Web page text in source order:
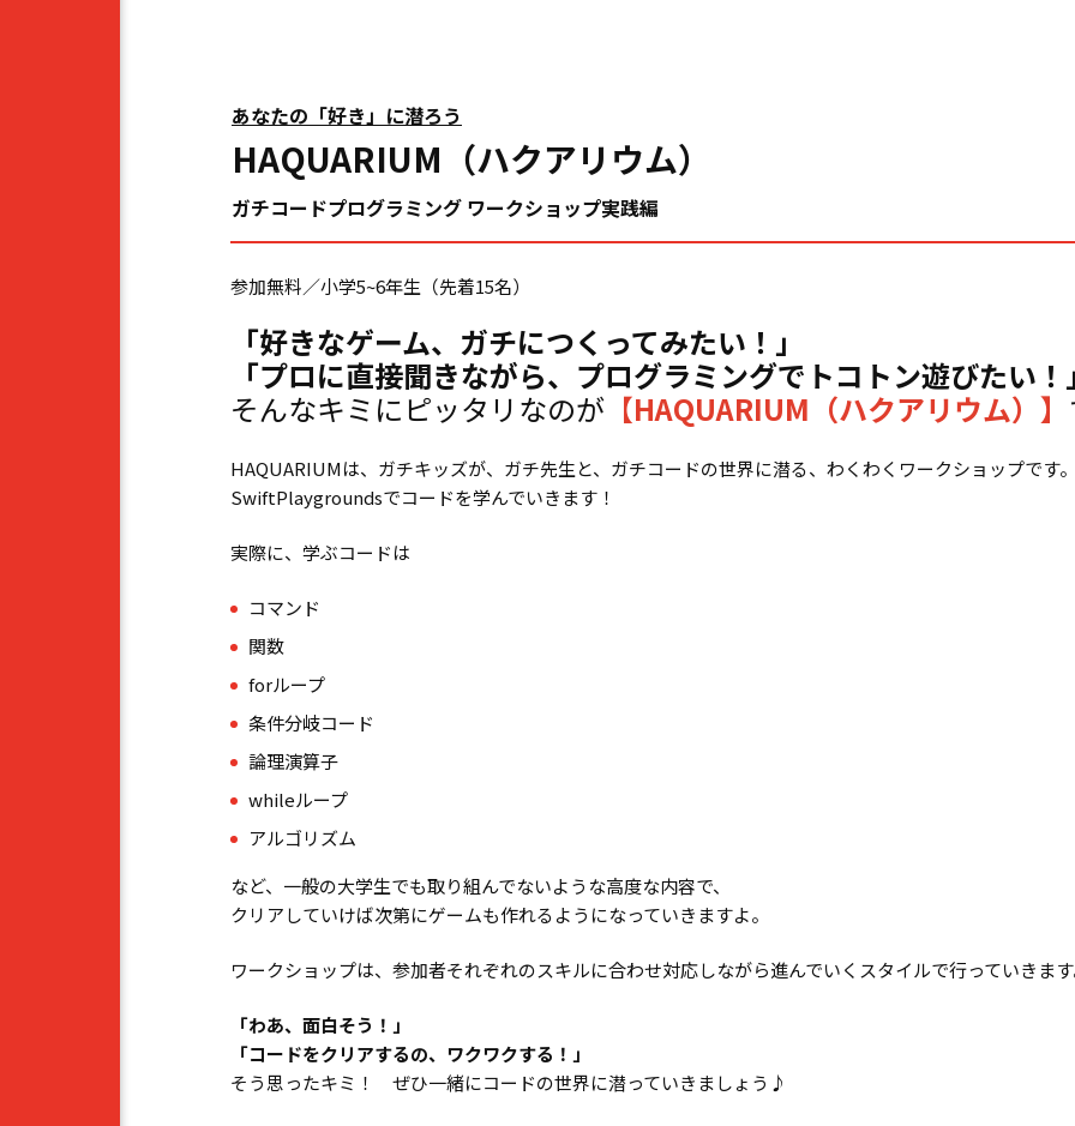
あなたの「好き」に潜ろう
HAQUARIUM （ハクアリウム）
ガチコードプログラミング ワークショップ実践編
参加無料／小学5~6年生（先着15名）
「好きなゲーム、ガチにつくってみたい！」
「プロに直接聞きながら、プログラミングでトコトン遊びたい！」
そんなキミにピッタリなのが 【HAQUARIUM（ハクアリウム）】
HAQUARIUMは、ガチキッズが、ガチ先生と、ガチコードの世界に潜る、わくわくワークショップです。
SwiftPlaygroundsでコードを学んでいきます！
実際に、学ぶコードは
コマンド
関数
forループ
条件分岐コード
論理演算子
whileループ
アルゴリズム
など、一般の大学生でも取り組んでないような高度な内容で、
クリアしていけば次第にゲームも作れるようになっていきますよ。
ワークショップは、参加者それぞれのスキルに合わせ対応しながら進んでいくスタイルで行っていきます
「わあ、面白そう！」
「コードをクリアするの、ワクワクする！」
そう思ったキミ！ ぜひ一緒にコードの世界に潜っていきましょう♪